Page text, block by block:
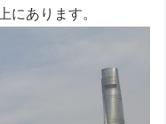
にあります。